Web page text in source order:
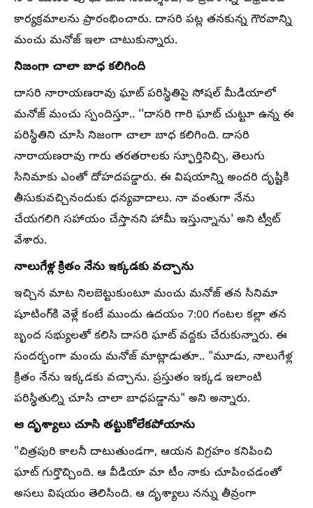
కార్యక్రమాలను ప్రారంభించారు. దాసరి పట్ల తనకున్న గౌరవాన్ని
మంచు మనోజ్ ఇలా చాటుకున్నారు.
నిజంగా చాలా బాధ కలిగింది
దాసరి నారాయణరావు ఘాట్ పరిస్థితిపై సోషల్ మీడియాలో
మనోజ్ మంచు స్పందిస్తూ.. ''దాసరి గారి ఘాట్ చుట్టూ ఉన్న ఈ
పరిస్థితిని చూసి నిజంగా చాలా బాధ కలిగింది. దాసరి
నారాయణరావు గారు తరతరాలకు స్ఫూర్తినిచ్చి, తెలుగు
సినిమాకు ఎంతో దోహదపడ్డారు. ఈ విషయాన్ని అందరి దృష్టికి
తీసుకువచ్చినందుకు ధన్యవాదాలు. నా వంతుగా నేను
చేయగలిగి సహాయం చేస్తానని హామీ ఇస్తున్నాను' అని ట్వీట్
వేశారు.
నాలుగేళ్ల క్రితం నేను ఇక్కడకు వచ్చాను
ఇచ్చిన మాట నిలబెట్టుకుంటూ మంచు మనోజ్ తన సినిమా
షూటింగ్‌కి వెళ్లే కంటే ముందు ఉదయం 7:00 గంటల కల్లా తన
బృంద సభ్యులతో కలిసి దాసరి ఘాట్ వద్దకు చేరుకున్నారు. ఈ
సందర్భంగా మంచు మనోజ్ మాట్లాడుతూ.. "మూడు, నాలుగేళ్ల
క్రితం నేను ఇక్కడకు వచ్చాను. ప్రస్తుతం ఇక్కడ ఇలాంటి
పరిస్థితుల్ని చూసి చాలా బాధపడ్డాను" అని అన్నారు.
ఆ దృశ్యాలు చూసి తట్టుకోలేకపోయాను
"చిత్రపురి కాలనీ దాటుతుండగా, ఆయన విగ్రహం కనిపించి
ఘాట్ గుర్తొచ్చింది. ఆ వీడియా మా టీం నాకు చూపించడంతో
అసలు విషయం తెలిసింది. ఆ దృశ్యాలు నన్ను తీవ్రంగా